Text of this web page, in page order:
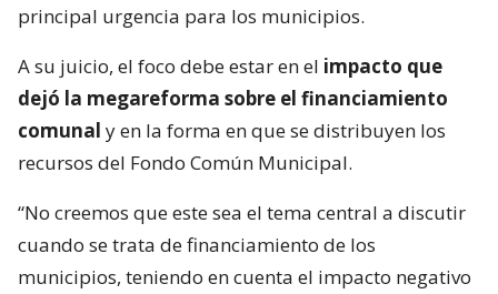
principal urgencia para los municipios.
A su juicio, el foco debe estar en el impacto que
dejó la megareforma sobre el financiamiento
comunal y en la forma en que se distribuyen los
recursos del Fondo Común Municipal.
“No creemos que este sea el tema central a discutir
cuando se trata de financiamiento de los
municipios, teniendo en cuenta el impacto negativo